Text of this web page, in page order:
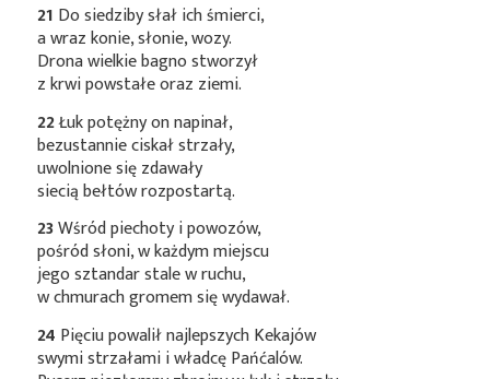
21 Do siedziby słał ich śmierci,
a wraz konie, słonie, wozy.
Drona wielkie bagno stworzył
z krwi powstałe oraz ziemi.
22Łuk potężny on napinał,
bezustannie ciskał strzały,
uwolnione się zdawały
siecią bełtów rozpostartą.
23Wśród piechoty i powozów,
pośród słoni, w każdym miejscu
jego sztandar stale w ruchu,
w chmurach gromem się wydawał.
24 Pięciu powalił najlepszych Kekajów
swymi strzałami i władcę Pańćalów.